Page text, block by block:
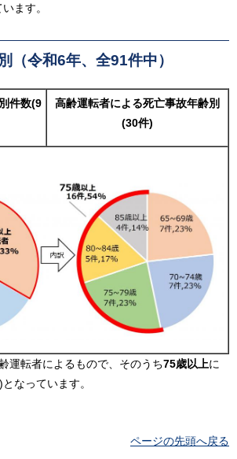
ます。
（令和6年、全91件中）
件数(9
高齢運転者による死亡事故年齢別
(30件)
運転者によるもので、そのうち75歳以上に
なっています。
ページの先頭へ戻る